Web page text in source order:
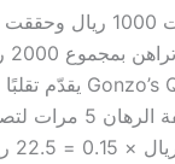
2000 ريال قبل السحب.
إلى الحد الأدنى.